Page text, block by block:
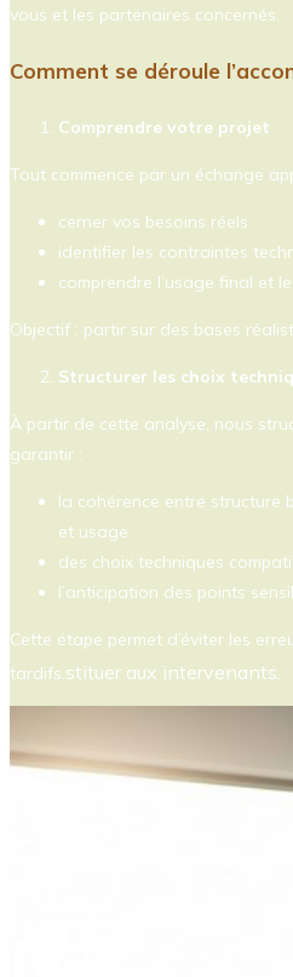
vous et les partenaires concernés.
Comment se déroule
Comprendre votre projet
Tout commence par un échange
cerner vos besoins réels
identifier les contraintes
comprendre l’usage final et
Objectif : partir sur des bases
Structurer les choix
À partir de cette analyse, nous
garantir :
la cohérence entre structure
et usage
des choix techniques
l’anticipation des points
Cette étape permet d’éviter les
tardifs.stituer aux intervenants.